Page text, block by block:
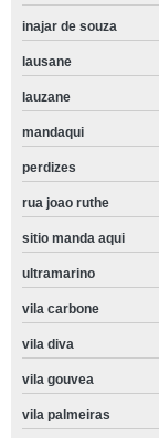
inajar de souza
lausane
lauzane
mandaqui
perdizes
rua joao ruthe
sitio manda aqui
ultramarino
vila carbone
vila diva
vila gouvea
vila palmeiras